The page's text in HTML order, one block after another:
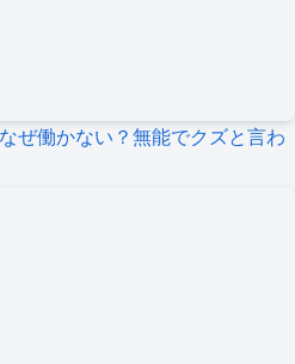
ぜ働かない？無能でクズと言わ